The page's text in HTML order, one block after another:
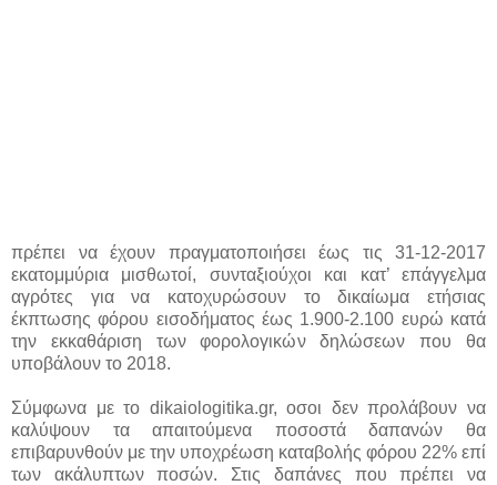
πρέπει να έχουν πραγματοποιήσει έως τις 31-12-2017
εκατομμύρια μισθωτοί, συνταξιούχοι και κατ’ επάγγελμα
αγρότες για να κατοχυρώσουν το δικαίωμα ετήσιας
έκπτωσης φόρου εισοδήματος έως 1.900-2.100 ευρώ κατά
την εκκαθάριση των φορολογικών δηλώσεων που θα
υποβάλουν το 2018.
Σύμφωνα με το dikaiologitika.gr, οσοι δεν προλάβουν να
καλύψουν τα απαιτούμενα ποσοστά δαπανών θα
επιβαρυνθούν με την υποχρέωση καταβολής φόρου 22% επί
των ακάλυπτων ποσών. Στις δαπάνες που πρέπει να